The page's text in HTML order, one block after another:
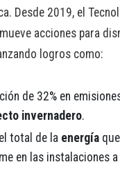
Desde 2019, el
acciones para
logros como:
de 32% en
invernadero.
total de la energía
en las instalaciones a